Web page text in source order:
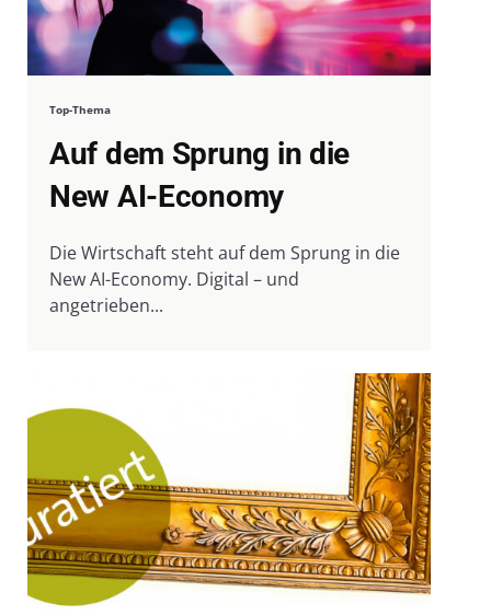
Top-Thema
Auf dem Sprung in die
New AI-Economy
Die Wirtschaft steht auf dem Sprung in die
New AI-Economy. Digital – und
angetrieben...